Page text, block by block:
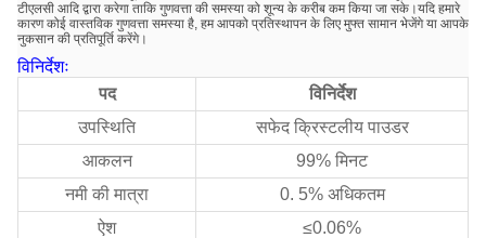
टीएलसी आदि द्वारा करेगा ताकि गुणवत्ता की समस्या को शून्य के करीब कम किया जा सके।यदि हमारे
कारण कोई वास्तविक गुणवत्ता समस्या है, हम आपको प्रतिस्थापन के लिए मुफ्त सामान भेजेंगे या आपके
नुकसान की प्रतिपूर्ति करेंगे।
विनिर्देशः
पद
विनिर्देश
उपस्थिति
सफेद क्रिस्टलीय पाउडर
आकलन
99% मिनट
नमी की मात्रा
0. 5% अधिकतम
ऐश
≤0.06%